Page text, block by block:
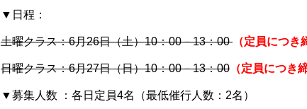
▼日程：
土曜クラス：6月26日（土）10：00－13：00 （定員につき
日曜クラス：6月27日（日）10：00－13：00 （定員につき
▼募集人数 ：各日定員4名（最低催行人数：2名）